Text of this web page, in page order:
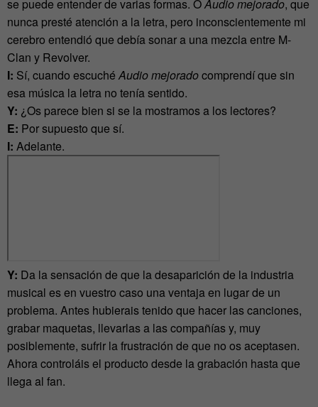
se puede entender de varias formas. OAudio mejorado, que
nunca presté atención a la letra, pero inconscientemente mi
cerebro entendió que debía sonar a una mezcla entre M-
Clan y Revolver.
I: Sí, cuando escuchéAudio mejoradocomprendí que sin
esa música la letra no tenía sentido.
Y: ¿Os parece bien si se la mostramos a los lectores?
E: Por supuesto que sí.
I: Adelante.
Y: Da la sensación de que la desaparición de la industria
musical es en vuestro caso una ventaja en lugar de un
problema. Antes hubierais tenido que hacer las canciones,
grabar maquetas, llevarlas a las compañías y, muy
posiblemente, sufrir la frustración de que no os aceptasen.
Ahora controláis el producto desde la grabación hasta que
llega al fan.